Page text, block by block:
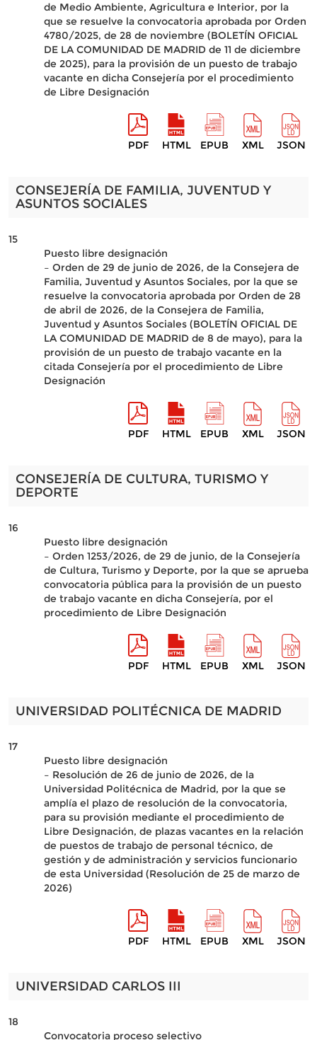
de Medio Ambiente, Agricultura e Interior, por la
que se resuelve la convocatoria aprobada por Orden
4780/2025, de 28 de noviembre (BOLETÍN OFICIAL
DE LA COMUNIDAD DE MADRID de 11 de diciembre
de 2025), para la provisión de un puesto de trabajo
vacante en dicha Consejería por el procedimiento
de Libre Designación
PDF HTML EPUB XML JSON
CONSEJERÍA DE FAMILIA, JUVENTUD Y
ASUNTOS SOCIALES
15
Puesto libre designación
– Orden de 29 de junio de 2026, de la Consejera de
Familia, Juventud y Asuntos Sociales, por la que se
resuelve la convocatoria aprobada por Orden de 28
de abril de 2026, de la Consejera de Familia,
Juventud y Asuntos Sociales (BOLETÍN OFICIAL DE
LA COMUNIDAD DE MADRID de 8 de mayo), para la
provisión de un puesto de trabajo vacante en la
citada Consejería por el procedimiento de Libre
Designación
PDF HTML EPUB XML JSON
CONSEJERÍA DE CULTURA, TURISMO Y
DEPORTE
16
Puesto libre designación
– Orden 1253/2026, de 29 de junio, de la Consejería
de Cultura, Turismo y Deporte, por la que se aprueba
convocatoria pública para la provisión de un puesto
de trabajo vacante en dicha Consejería, por el
procedimiento de Libre Designación
PDF HTML EPUB XML JSON
UNIVERSIDAD POLITÉCNICA DE MADRID
17
Puesto libre designación
– Resolución de 26 de junio de 2026, de la
Universidad Politécnica de Madrid, por la que se
amplía el plazo de resolución de la convocatoria,
para su provisión mediante el procedimiento de
Libre Designación, de plazas vacantes en la relación
de puestos de trabajo de personal técnico, de
gestión y de administración y servicios funcionario
de esta Universidad (Resolución de 25 de marzo de
2026)
PDF HTML EPUB XML JSON
UNIVERSIDAD CARLOS III
18
Convocatoria proceso selectivo